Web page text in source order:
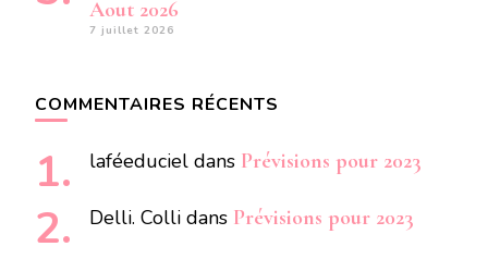
Aout 2026
7 juillet 2026
COMMENTAIRES RÉCENTS
laféeduciel dans Prévisions pour 2023
Delli. Colli dans Prévisions pour 2023